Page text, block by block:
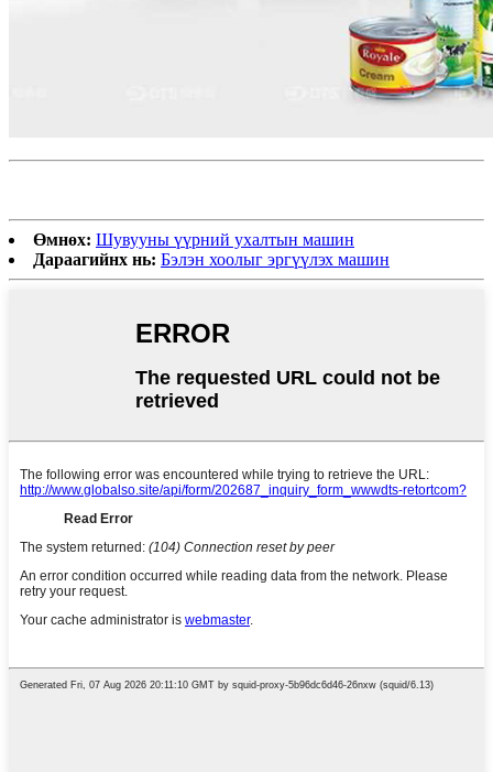
Өмнөх: Шувууны үүрний ухалтын машин
Дараагийнх нь: Бэлэн хоолыг эргүүлэх машин